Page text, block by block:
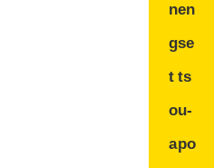
n
g
t
o
a
en
se
ts
u-
po